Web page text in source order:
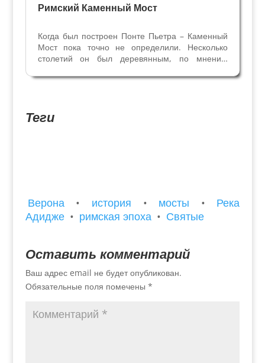
Римский Каменный Мост
Когда был построен Понте Пьетра – Каменный
Мост пока точно не определили. Несколько
столетий он был деревянным, по мнению
камня. Сохранившаяся часть пилястров моста
Теги
Верона • история • мосты •
Река
Адидже • римская эпоха • Святые
Оставить комментарий
Ваш адрес email не будет опубликован.
Обязательные поля помечены *